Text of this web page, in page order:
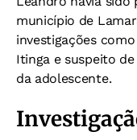
município de
investigações
Itinga e suspeito
da adolescente.